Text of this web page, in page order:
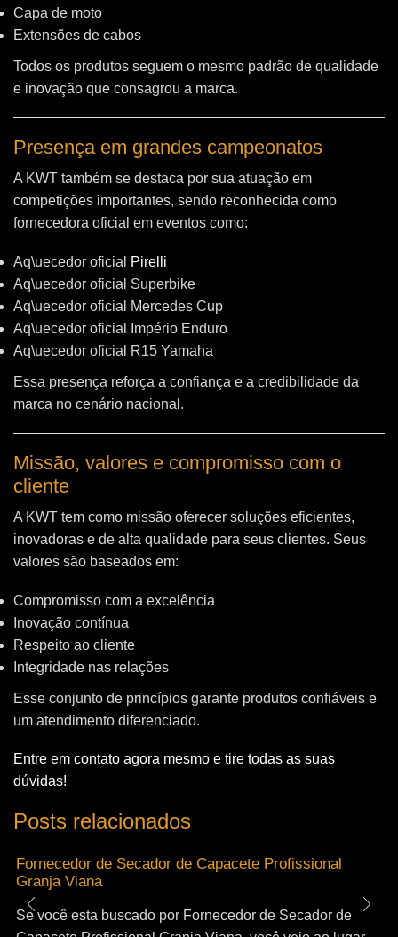
Capa de moto
Extensões de cabos
Todos os produtos seguem o mesmo padrão de qualidade
e inovação que consagrou a marca.
Presença em grandes campeonatos
A KWT também se destaca por sua atuação em
competições importantes, sendo reconhecida como
fornecedora oficial em eventos como:
Aq\uecedor oficial
Pirelli
Aq\uecedor oficial Superbike
Aq\uecedor oficial Mercedes Cup
Aq\uecedor oficial Império Enduro
Aq\uecedor oficial R15 Yamaha
Essa presença reforça a confiança e a credibilidade da
marca no cenário nacional.
Missão, valores e compromisso com o
cliente
A KWT tem como missão oferecer soluções eficientes,
inovadoras e de alta qualidade para seus clientes. Seus
valores são baseados em:
Compromisso com a excelência
Inovação contínua
Respeito ao cliente
Integridade nas relações
Esse conjunto de princípios garante produtos confiáveis e
um atendimento diferenciado.
Entre em contato agora mesmo e tire todas as suas
dúvidas!
Posts relacionados
Fornecedor de Secador de Capacete Profissional
Granja Viana
Se você esta buscado por Fornecedor de Secador de